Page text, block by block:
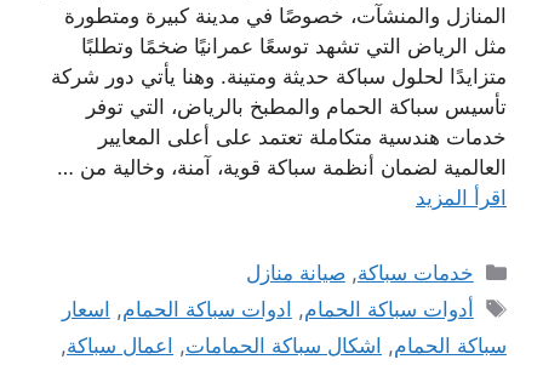
المنازل والمنشآت، خصوصًا في مدينة كبيرة ومتطورة
مثل الرياض التي تشهد توسعًا عمرانيًا ضخمًا وتطلبًا
متزايدًا لحلول سباكة حديثة ومتينة. وهنا يأتي دور شركة
تأسيس سباكة الحمام والمطبخ بالرياض، التي توفر
خدمات هندسية متكاملة تعتمد على أعلى المعايير
العالمية لضمان أنظمة سباكة قوية، آمنة، وخالية من …
اقرأ المزيد
التصنيفات
خدمات سباكة,صيانة منازل
الوسوم
أدوات سباكة الحمام, ادوات سباكة الحمام, اسعار
سباكة الحمام, اشكال سباكة الحمامات, اعمال سباكة,